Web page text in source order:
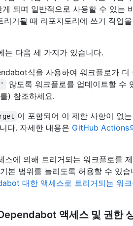
게 되며 일반적으로 사용할 수 있는
거될 때 리포지토리에 쓰기 작업
는 다음 세 가지가 있습니다.
식을 사용하여 워크플로가 더
않도록 워크플로를 업데이트할 수
) 참조하세요.
이 포함되어 이 제한 사항이 없
다. 자세한 내용은 GitHub Actions
스에 의해 트리거되는 워크플로를
본 범위를 늘리도록 허용할 수 있
대한 액세스로 트리거되는 워
액세스 및 권한